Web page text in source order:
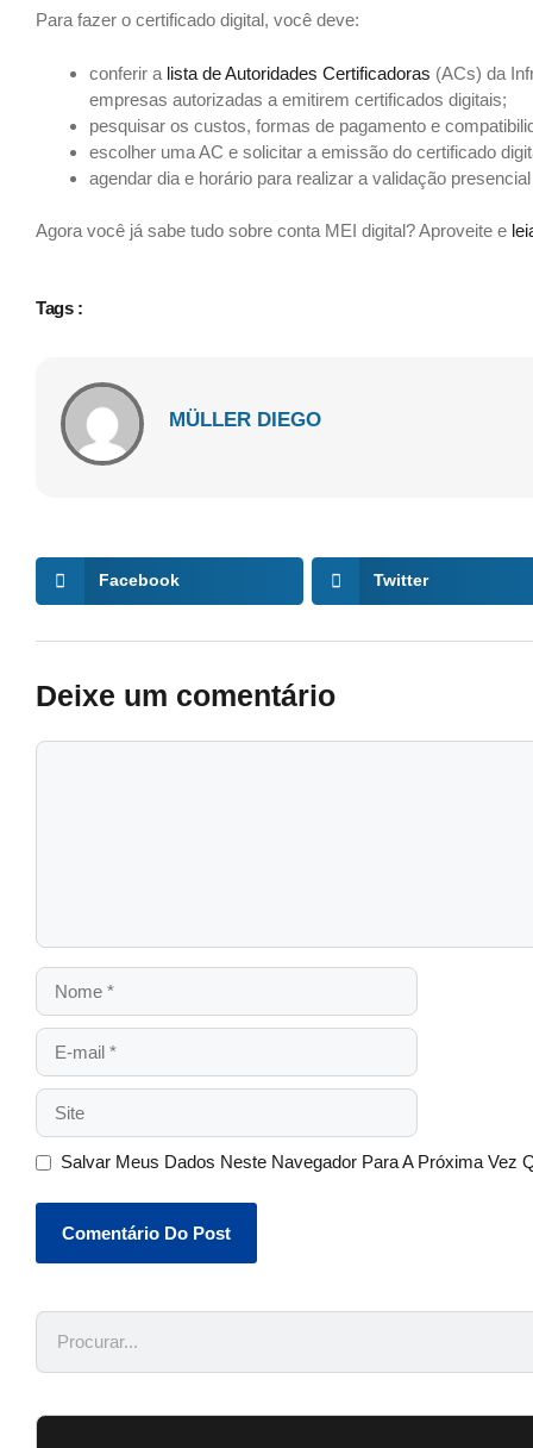
Para fazer o certificado digital, você deve:
conferir a lista de Autoridades Certificadoras (ACs) da
empresas autorizadas a emitirem certificados digitais;
pesquisar os custos, formas de pagamento e
escolher uma AC e solicitar a emissão do certificado
agendar dia e horário para realizar a validação
Agora você já sabe tudo sobre conta MEI digital? Aproveite e
Tags :
MÜLLER DIEGO
Facebook Twitter
Deixe um comentário
Salvar Meus Dados Neste Navegador Para A Próxima Vez